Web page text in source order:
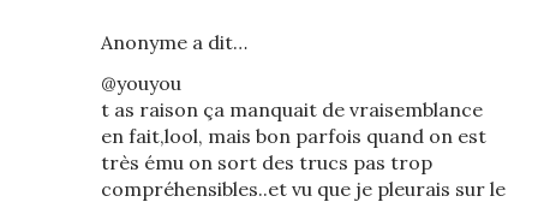
Anonyme a dit…
@youyou
t as raison ça manquait de vraisemblance
en fait,lool, mais bon parfois quand on est
très ému on sort des trucs pas trop
compréhensibles..et vu que je pleurais sur le